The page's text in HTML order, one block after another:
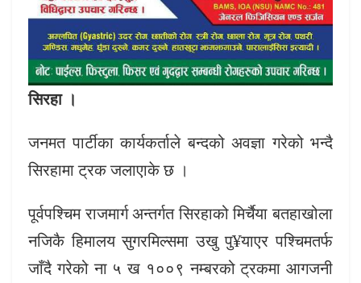
सिरहा ।
जनमत पार्टीका कार्यकर्ताले बन्दको अवज्ञा गरेको भन्दै
सिरहामा ट्रक जलाएाके छ ।
पूर्वपश्चिम राजमार्ग अन्तर्गत सिरहाको मिर्चैया बतहाखोला
नजिकै हिमालय सुगरमिल्समा उखु पु¥याएर पश्चिमतर्फ
जाँदै गरेको ना ५ ख १००९ नम्बरको ट्रकमा आगजनी